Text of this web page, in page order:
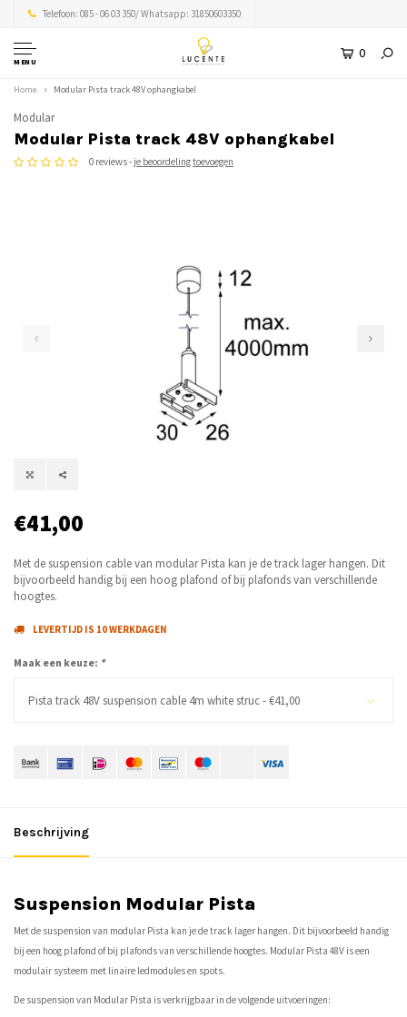
Telefoon: 085 - 06 03 350/ Whatsapp: 31850603350
MENU
0
Home Modular Pista track 48V ophangkabel
Modular
Modular Pista track 48V ophangkabel
0 reviews - je beoordeling toevoegen
€41,00
Met de suspension cable van modular Pista kan je de track lager hangen. Dit
bijvoorbeeld handig bij een hoog plafond of bij plafonds van verschillende
hoogtes.
LEVERTIJD IS 10 WERKDAGEN
Maak een keuze: *
Pista track 48V suspension cable 4m white struc - €41,00
Beschrijving
Suspension Modular Pista
Met de suspension van modular Pista kan je de track lager hangen. Dit bijvoorbeeld handig
bij een hoog plafond of bij plafonds van verschillende hoogtes. Modular Pista 48V is een
modulair systeem met linaire ledmodules en spots.
De suspension van Modular Pista is verkrijgbaar in de volgende uitvoeringen: